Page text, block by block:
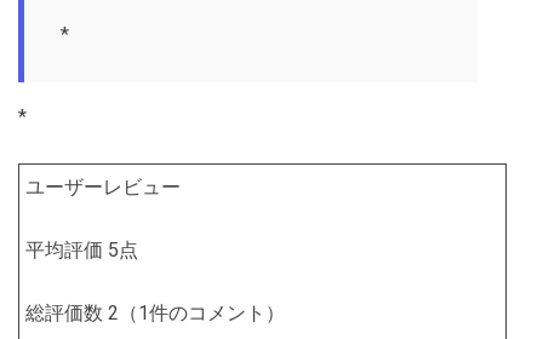
*
*
ユーザーレビュー
平均評価 5点
総評価数 2（1件のコメント）